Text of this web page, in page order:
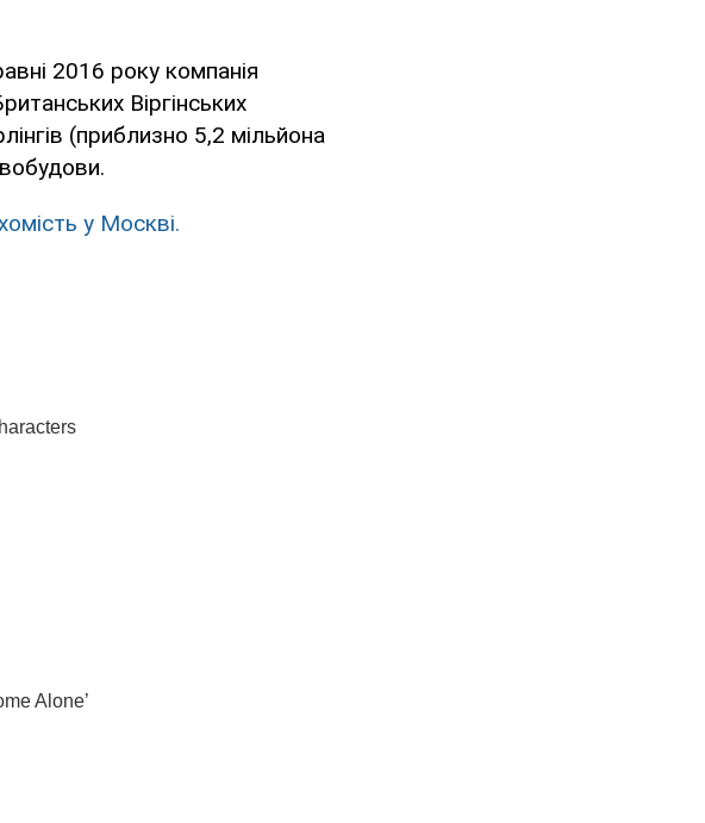
2016 року компанія
Віргінських
(приблизно 5,2 мільйона
у Москві.